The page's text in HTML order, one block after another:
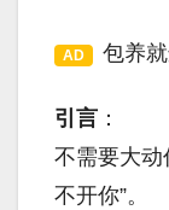
AD 包养就
引言 ：
不需要大动
不开你”。